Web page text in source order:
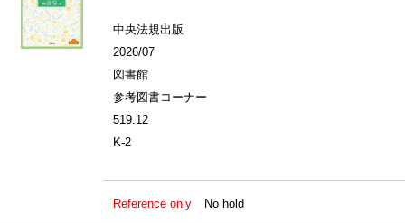
中央法規出版
2026/07
図書館
参考図書コーナー
519.12
K-2
Reference only No hold